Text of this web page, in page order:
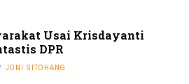
Usai Krisdayanti
DPR
JONI SITOHANG